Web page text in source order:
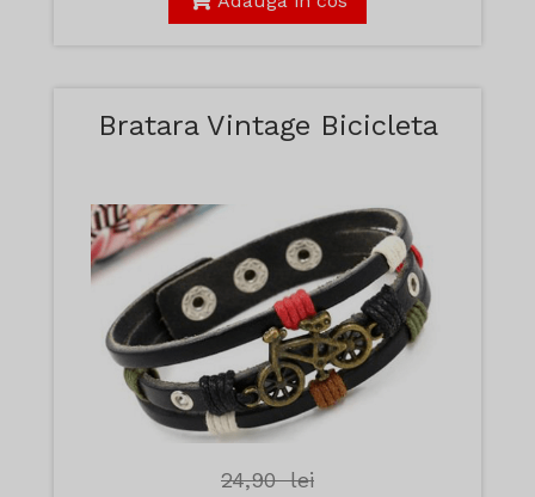
Bratara Vintage Bicicleta
24,90lei